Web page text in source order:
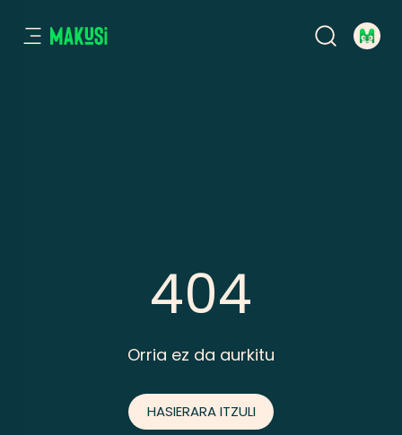
404
Orria ez da aurkitu
HASIERARA ITZULI